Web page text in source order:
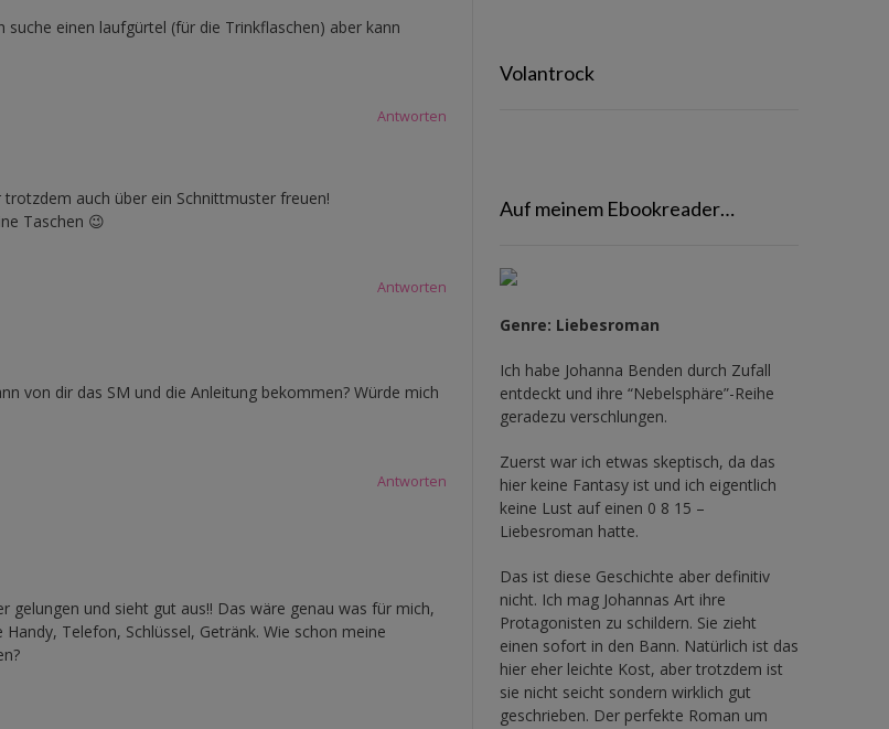
einen laufgürtel (für die Trinkflaschen) aber kann
Antworten
auch über ein Schnittmuster freuen!
Taschen 😉
Antworten
von dir das SM und die Anleitung bekommen? Würde mich
Antworten
und sieht gut aus!! Das wäre genau was für mich,
Telefon, Schlüssel, Getränk. Wie schon meine
Volantrock
Auf meinem Ebookreader…
Genre: Liebesroman
Ich habe Johanna Benden durch Zufall
entdeckt und ihre “Nebelsphäre”-Reihe
geradezu verschlungen.
Zuerst war ich etwas skeptisch, da das
hier keine Fantasy ist und ich eigentlich
keine Lust auf einen 0 8 15 –
Liebesroman hatte.
Das ist diese Geschichte aber definitiv
nicht. Ich mag Johannas Art ihre
Protagonisten zu schildern. Sie zieht
einen sofort in den Bann. Natürlich ist das
hier eher leichte Kost, aber trotzdem ist
sie nicht seicht sondern wirklich gut
geschrieben. Der perfekte Roman um